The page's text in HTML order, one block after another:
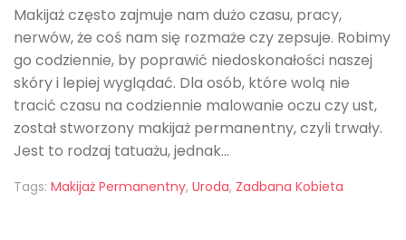
Makijaż często zajmuje nam dużo czasu, pracy,
nerwów, że coś nam się rozmaże czy zepsuje. Robimy
go codziennie, by poprawić niedoskonałości naszej
skóry i lepiej wyglądać. Dla osób, które wolą nie
tracić czasu na codziennie malowanie oczu czy ust,
został stworzony makijaż permanentny, czyli trwały.
Jest to rodzaj tatuażu, jednak...
Tags: Makijaż Permanentny, Uroda, Zadbana Kobieta